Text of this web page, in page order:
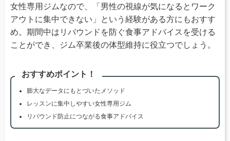
女性専用ジムなので、「男性の視線が気になるとワーク
アウトに集中できない」という経験がある方にもおすす
め。期間中はリバウンドを防ぐ食事アドバイスを受ける
ことができ、ジム卒業後の体型維持に役立つでしょう。
おすすめポイント！
膨大なデータにもとづいたメソッド
レッスンに集中しやすい女性専用ジム
リバウンド防止につながる食事アドバイス